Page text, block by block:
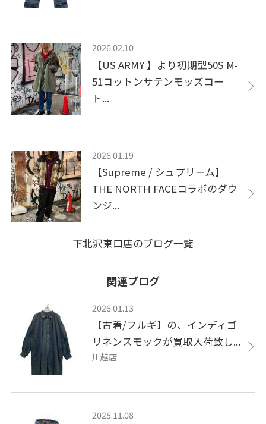
2026.02.10
【US ARMY 】より初期型50S M-
51コットンサテンモッズコー
ト...
2026.01.19
【Supreme / シュプリーム】
THE NORTH FACEコラボのダウ
ンジ...
下北沢東口店のブログ一覧
関連ブログ
2026.01.13
【古着/フルギ】の、インディゴ
リネンスモックが買取入荷致し...
川越店
2025.11.08